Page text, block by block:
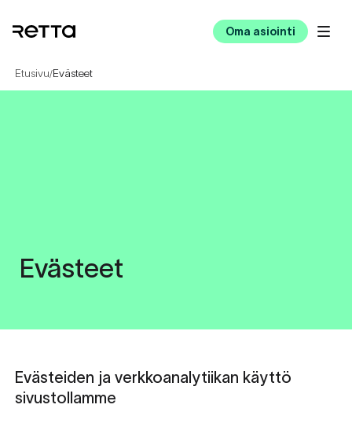
Oma asiointi
Etusivu/Evästeet
Evästeet
Evästeiden ja verkkoanalytiikan käyttö
sivustollamme